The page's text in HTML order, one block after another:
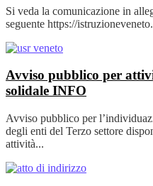
Si veda la comunicazione in
seguente https://
Avviso pubblico per
solidale INFO
Avviso pubblico per
degli enti del Terzo settore
attività...